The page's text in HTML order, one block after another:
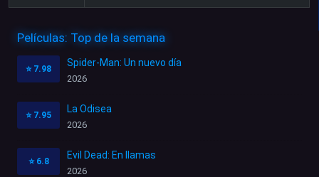
Películas: Top de la semana
⭐ 7.98
Spider-Man: Un nuevo día
2026
⭐ 7.95
La Odisea
2026
⭐ 6.8
Evil Dead: En llamas
2026